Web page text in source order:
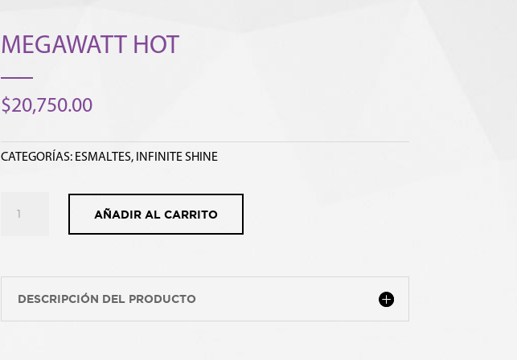
MEGAWATT HOT
$20,750.00
CATEGORÍAS: ESMALTES, INFINITE SHINE
AÑADIR AL CARRITO
DESCRIPCIÓN DEL PRODUCTO